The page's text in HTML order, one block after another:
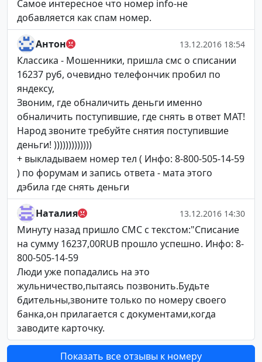
Самое интересное что номер info-не
добавляется как спам номер.
Антон 13.12.2016 18:54
Классика - Мошенники, пришла смс о списании
16237 руб, очевидно телефончик пробил по
яндексу,
Звоним, где обналичить деньги именно
обналичить поступившие, где снять в ответ МАТ!
Народ звоните требуйте снятия поступившие
деньги! )))))))))))))
+ выкладываем номер тел ( Инфо: 8-800-505-14-59
) по форумам и запись ответа - мата этого
дэбила где снять деньги
Наталия 13.12.2016 14:30
Минуту назад пришло СМС с текстом:"Списание
на сумму 16237,00RUB прошло успешно. Инфо: 8-
800-505-14-59
Люди уже попадались на это
жульничество,пытаясь позвонить.Будьте
бдительны,звоните только по номеру своего
банка,он прилагается с документами,когда
заводите карточку.
Показать все отзывы к номеру